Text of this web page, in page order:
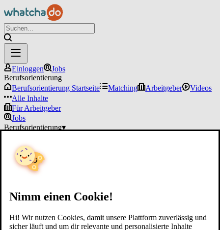
Nimm einen Cookie!
Hi! Wir nutzen Cookies, damit unsere Plattform zuverlässig und
sicher läuft und um dir relevante und personalisierte Inhalte
Einloggen
Jobs
Berufsorientierung
Berufsorientierung Startseite
Matching Arbeitgeber
Videos
Alle Inhalte
Für Arbeitgeber
Jobs
Berufsorientierung▾